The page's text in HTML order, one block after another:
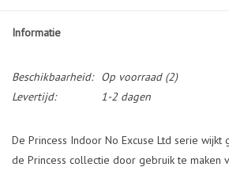
Informatie
Beschikbaarheid: Op voorraad(2)
Levertijd:
1-2 dagen
De Princess Indoor No Excuse Ltd serie
de Princess collectie door gebruik te maken